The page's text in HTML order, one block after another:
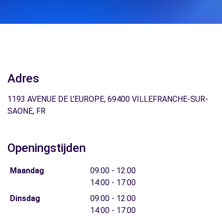
Adres
1193 AVENUE DE L'EUROPE, 69400 VILLEFRANCHE-SUR-
SAONE, FR
Openingstijden
Maandag
09:00 - 12:00
14:00 - 17:00
Dinsdag
09:00 - 12:00
14:00 - 17:00